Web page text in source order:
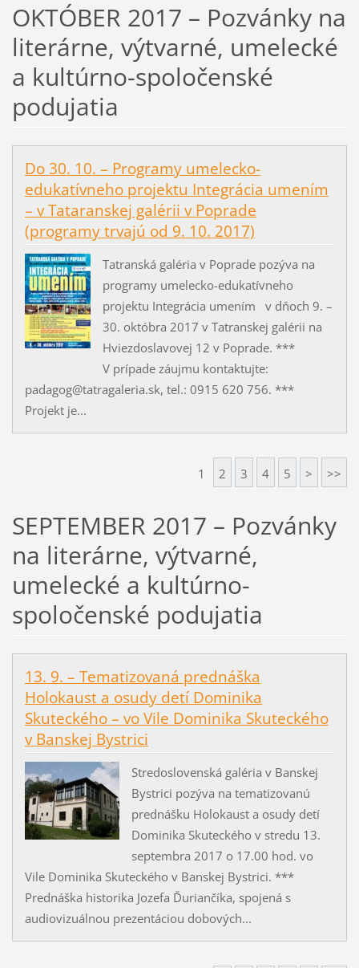
OKTÓBER 2017 – Pozvánky na
literárne, výtvarné, umelecké
a kultúrno-spoločenské
podujatia
Do 30. 10. – Programy umelecko-
edukatívneho projektu Integrácia umením
– v Tataranskej galérii v Poprade
(programy trvajú od 9. 10. 2017)
Tatranská galéria v Poprade pozýva na
programy umelecko-edukatívneho
projektu Integrácia umením v dňoch 9. –
30. októbra 2017 v Tatranskej galérii na
Hviezdoslavovej 12 v Poprade. ***
V prípade záujmu kontaktujte:
padagog@tatragaleria.sk, tel.: 0915 620 756. ***
Projekt je...
1 2 3 4 5 > >>
SEPTEMBER 2017 – Pozvánky
na literárne, výtvarné,
umelecké a kultúrno-
spoločenské podujatia
13. 9. – Tematizovaná prednáška
Holokaust a osudy detí Dominika
Skuteckého – vo Vile Dominika Skuteckého
v Banskej Bystrici
Stredoslovenská galéria v Banskej
Bystrici pozýva na tematizovanú
prednášku Holokaust a osudy detí
Dominika Skuteckého v stredu 13.
septembra 2017 o 17.00 hod. vo
Vile Dominika Skuteckého v Banskej Bystrici. ***
Prednáška historika Jozefa Ďuriančíka, spojená s
audiovizuálnou prezentáciou dobových...